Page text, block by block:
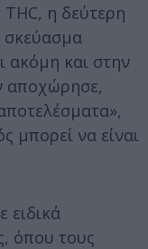
η δεύτερη
σκεύασμα
ακόμη και στην
αποχώρησε,
μπορεί να είναι
ειδικά
όπου τους